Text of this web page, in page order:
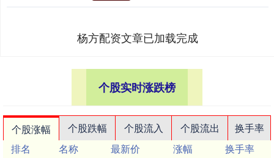
杨方配资文章已加载完成
个股实时涨跌榜
个股涨幅 个股跌幅 个股流入 个股流出
换手率
排名
名称 最新价 涨幅
换手率